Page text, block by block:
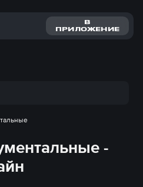
В
ПРИЛОЖЕНИЕ
-